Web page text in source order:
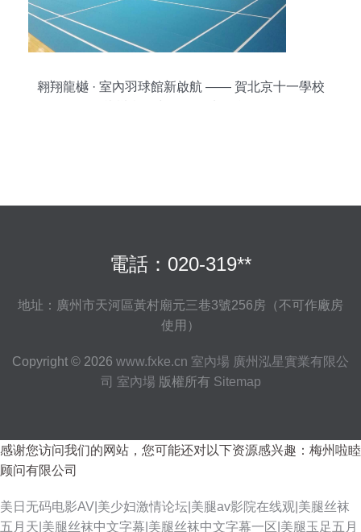
翱翔龍樾 · 室內羽球館新啟航 —— 賀北京十一學校
電話：020-319**
地址：廣州市天河區黃村廟元三巷3號256房（不可作廠房
使用）
Copyright © 2026 www.fxke.cn 室內場 廣州泓星實業有限公
司 室內場 版權所有 Sitemap
感谢您访问我们的网站，您可能还对以下资源感兴趣：梅州啦睦
顾问有限公司
美日无码电影AV|美少妇激情论坛|美腿av影院在线观|美腿丝袜
五月天|美腿丝袜中文字幕|美腿丝袜中文字幕一区|美腿玉足五月